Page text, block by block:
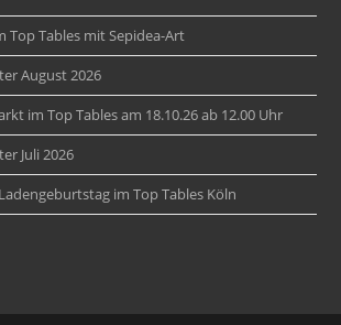
Top Tables mit Sepidea-Art
August 2026
im Top Tables am 18.10.26 ab 12.00 Uhr
Juli 2026
im Top Tables Köln